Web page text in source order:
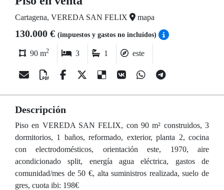
Cartagena, VEREDA SAN FELIX mapa
130.000 € (impuestos y gastos no incluídos)
90 m2 3 1 este
Descripción
Piso en VEREDA SAN FELIX, con 90 m² construidos, 3
dormitorios, 1 baños, reformado, exterior, planta 2, cocina
con electrodomésticos, orientación este, 1970, aire
acondicionado split, energía agua eléctrica, gastos de
comunidad/mes de 50 €, alta suministros realizada, suelo de
gres, cuota ibi: 198€